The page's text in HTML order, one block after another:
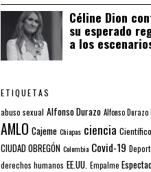
Céline Dion
su esperado
a los
ETIQUETAS
abuso sexual Alfonso Durazo Alfonso Durazo
AMLO Cajeme Chiapas ciencia
CIUDAD OBREGÓN Colombia Covid-19
derechos humanos EE.UU. Empalme